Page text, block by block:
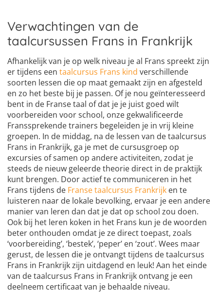
Verwachtingen van de
taalcursussen Frans in Frankrijk
Afhankelijk van je op welk niveau je al Frans spreekt zijn
er tijdens een taalcursus Frans kind verschillende
soorten lessen die op maat gemaakt zijn en afgesteld
en zo het beste bij je passen. Of je nou geïnteresseerd
bent in de Franse taal of dat je je juist goed wilt
voorbereiden voor school, onze gekwalificeerde
Franssprekende trainers begeleiden je in vrij kleine
groepen. In de middag, na de lessen van de taalcursus
Frans in Frankrijk, ga je met de cursusgroep op
excursies of samen op andere activiteiten, zodat je
steeds de nieuw geleerde theorie direct in de praktijk
kunt brengen. Door actief te communiceren in het
Frans tijdens de Franse taalcursus Frankrijk en te
luisteren naar de lokale bevolking, ervaar je een andere
manier van leren dan dat je dat op school zou doen.
Ook bij het leren koken in het Frans kun je de woorden
beter onthouden omdat je ze direct toepast, zoals
‘voorbereiding’, ‘bestek’, ‘peper’ en ‘zout’. Wees maar
gerust, de lessen die je ontvangt tijdens de taalcursus
Frans in Frankrijk zijn uitdagend en leuk! Aan het einde
van de taalcursus Frans in Frankrijk ontvang je een
deelneem certificaat van je behaalde niveau.